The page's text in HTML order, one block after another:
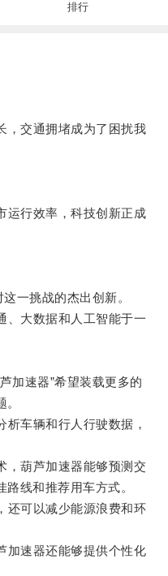
排行
交通拥堵成为了困扰我
行效率，科技创新正成
一挑战的杰出创新。
大数据和人工智能于一
速器”希望装载更多的
车辆和行人行驶数据，
葫芦加速器能够预测交
线和推荐用车方式。
可以减少能源浪费和环
速器还能够提供个性化